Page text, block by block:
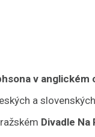
v anglickém
a
Divadle Na